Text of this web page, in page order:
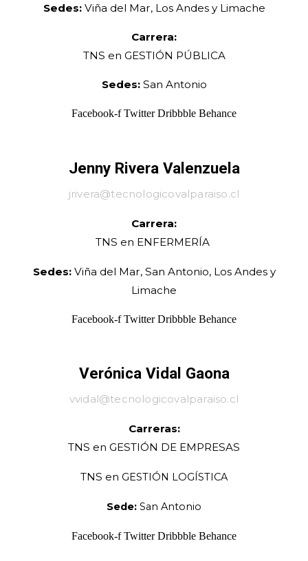
Sedes:Viña del Mar, Los Andes y Limache
Carrera:
TNS en GESTIÓN PÚBLICA
Sedes:San Antonio
Facebook-f Twitter Dribbble Behance
Jenny Rivera Valenzuela
jrivera@tecnologicovalparaiso.cl
Carrera:
TNS en ENFERMERÍA
Sedes:Viña del Mar, San Antonio, Los Andes y
Limache
Facebook-f Twitter Dribbble Behance
Verónica Vidal Gaona
vvidal@tecnologicovalparaiso.cl
Carreras:
TNS en GESTIÓN DE EMPRESAS
TNS en GESTIÓN LOGÍSTICA
Sede: San Antonio
Facebook-f Twitter Dribbble Behance